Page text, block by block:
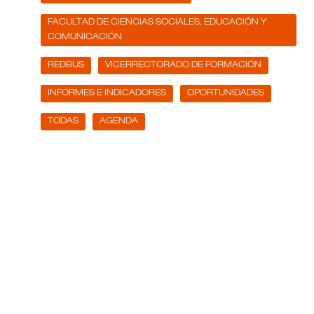
FACULTAD DE CIENCIAS SOCIALES, EDUCACIÓN Y
COMUNICACIÓN
REDBUS VICERRECTORADO DE FORMACIÓN
INFORMES E INDICADORES OPORTUNIDADES
TODAS AGENDA